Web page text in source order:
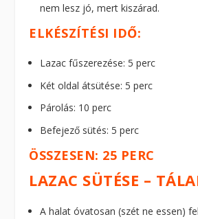
nem lesz jó, mert kiszárad.
ELKÉSZÍTÉSI IDŐ:
Lazac fűszerezése: 5 perc
Két oldal átsütése: 5 perc
Párolás: 10 perc
Befejező sütés: 5 perc
ÖSSZESEN: 25 PERC
LAZAC SÜTÉSE –
A halat óvatosan (szét ne essen)